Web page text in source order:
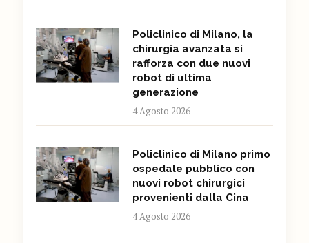
Policlinico di Milano, la
chirurgia avanzata si
rafforza con due nuovi
robot di ultima
generazione
4 Agosto 2026
Policlinico di Milano primo
ospedale pubblico con
nuovi robot chirurgici
provenienti dalla Cina
4 Agosto 2026